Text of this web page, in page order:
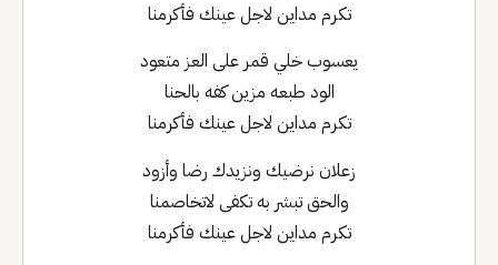
تكرم مداين لاجل عينك فأكرمنا
يعسوب خلي قمر على العز متعود
الود طبعه مزين كفه بالحنا
تكرم مداين لاجل عينك فأكرمنا
زعلان نرضيك ونزيدك رضا وأزود
والحق تبشر به تكفى لاتخاصمنا
تكرم مداين لاجل عينك فأكرمنا